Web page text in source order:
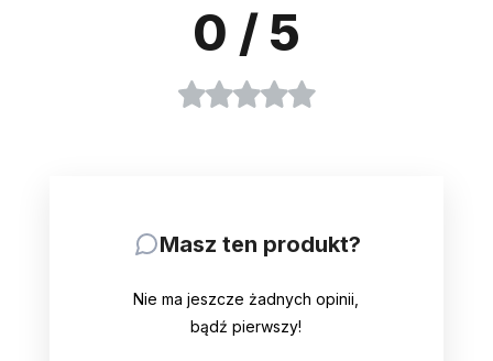
0 / 5
Masz ten produkt?
Nie ma jeszcze żadnych opinii,
bądź pierwszy!